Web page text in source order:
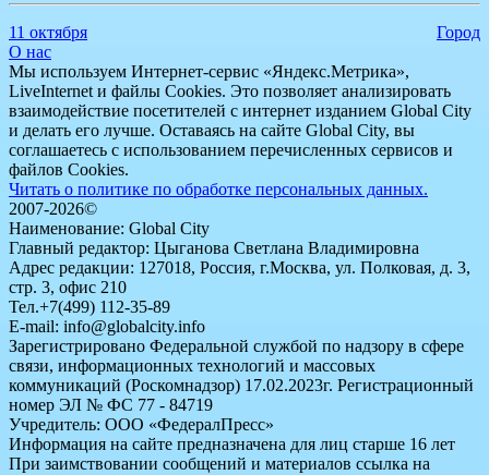
11 октября
Город
О нас
Мы используем Интернет-сервис «Яндекс.Метрика»,
LiveInternet и файлы Cookies. Это позволяет анализировать
взаимодействие посетителей с интернет изданием Global City
и делать его лучше. Оставаясь на сайте Global City, вы
соглашаетесь с использованием перечисленных сервисов и
файлов Cookies.
Читать о политике по обработке персональных данных.
2007-2026©
Наименование: Global City
Главный редактор: Цыганова Светлана Владимировна
Адрес редакции: 127018, Россия, г.Москва, ул. Полковая, д. 3,
стр. 3, офис 210
Тел.+7(499) 112-35-89
E-mail: info@globalcity.info
Зарегистрировано Федеральной службой по надзору в сфере
связи, информационных технологий и массовых
коммуникаций (Роскомнадзор) 17.02.2023г. Регистрационный
номер ЭЛ № ФС 77 - 84719
Учредитель: ООО «ФедералПресс»
Информация на сайте предназначена для лиц старше 16 лет
При заимствовании сообщений и материалов ссылка на